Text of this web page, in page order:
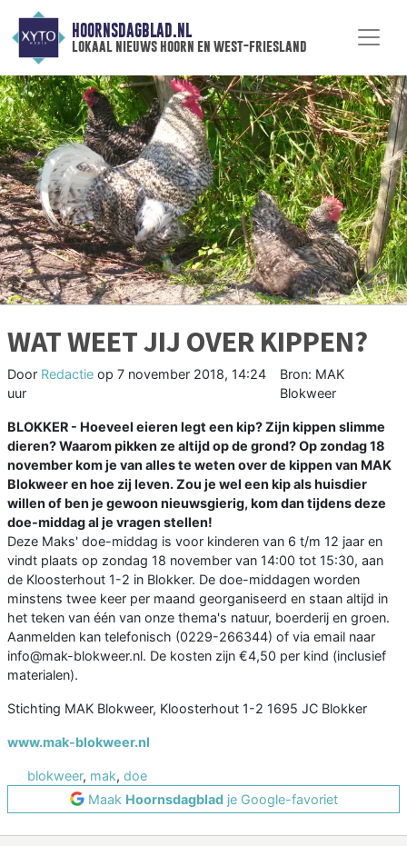
HOORNSDAGBLAD.NL
lokaal nieuws hoorn en west-friesland
WAT WEET JIJ OVER KIPPEN?
Door Redactie op 7 november 2018, 14:24
uur
Bron: MAK
Blokweer
BLOKKER - Hoeveel eieren legt een kip? Zijn kippen slimme
dieren? Waarom pikken ze altijd op de grond? Op zondag 18
november kom je van alles te weten over de kippen van MAK
Blokweer en hoe zij leven. Zou je wel een kip als huisdier
willen of ben je gewoon nieuwsgierig, kom dan tijdens deze
doe-middag al je vragen stellen!
Deze Maks' doe-middag is voor kinderen van 6 t/m 12 jaar en
vindt plaats op zondag 18 november van 14:00 tot 15:30, aan
de Kloosterhout 1-2 in Blokker. De doe-middagen worden
minstens twee keer per maand georganiseerd en staan altijd in
het teken van één van onze thema's natuur, boerderij en groen.
Aanmelden kan telefonisch (0229-266344) of via email naar
info@mak-blokweer.nl. De kosten zijn €4,50 per kind (inclusief
materialen).
Stichting MAK Blokweer, Kloosterhout 1-2 1695 JC Blokker
www.mak-blokweer.nl
blokweer, mak, doe
Maak Hoornsdagbladje Google-favoriet